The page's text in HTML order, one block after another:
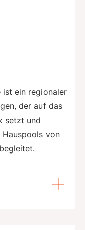
ist ein regionaler
der auf das
setzt und
von